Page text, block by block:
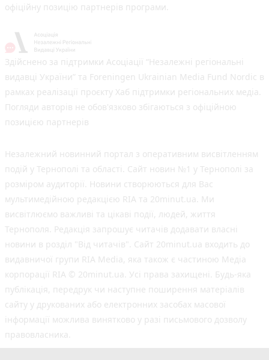
офіційну позицію партнерів програми.
Здійснено за підтримки Асоціації “Незалежні регіональні
видавці України” та Foreningen Ukrainian Media Fund Nordic в
рамках реалізації проєкту Хаб підтримки регіональних медіа.
Погляди авторів не обов'язково збігаються з офіційною
позицією партнерів
Незалежний новинний портал з оперативним висвітленням
подій у Тернополі та області. Сайт новин №1 у Тернополі за
розміром аудиторії. Новини створюються для Вас
мультимедійною редакцією RIA та 20minut.ua. Ми
висвітлюємо важливі та цікаві події, людей, життя
Тернополя. Редакція запрошує читачів додавати власні
новини в розділ "Від читачів". Сайт 20minut.ua входить до
видавничої групи RIA Media, яка також є частиною Медіа
корпорації RIA © 20minut.ua. Усі права захищені. Будь-яка
публiкацiя, передрук чи наступне поширення матеріалів
сайту у друкованих або електронних засобах масової
інформації можлива винятково у разі письмового дозволу
правовласника.